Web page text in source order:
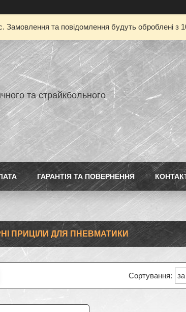
Замовлення та повідомлення будуть оброблені з
та страйкбольного
ГАРАНТІЯ ТА ПОВЕРНЕННЯ
ПРИЦІЛИ ДЛЯ ПНЕВМАТИКИ